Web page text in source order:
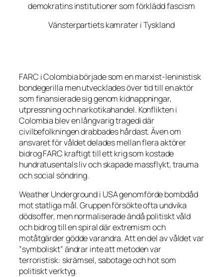
demokratins institutioner som förklädd fascism
Vänsterpartiets kamrater i Tyskland
FARC i Colombia började som en marxist-leninistisk
bondegerilla men utvecklades över tid till en aktör
som finansierade sig genom kidnappningar,
utpressning och narkotikahandel. Konflikten i
Colombia blev en långvarig tragedi där
civilbefolkningen drabbades hårdast. Även om
ansvaret för våldet delades mellan flera aktörer
bidrog FARC kraftigt till ett krig som kostade
hundratusentals liv och skapade massflykt, trauma
och social söndring.
Weather Underground i USA genomförde bombdåd
mot statliga mål. Gruppen försökte ofta undvika
dödsoffer, men normaliserade ändå politiskt våld
och bidrog till en spiral där extremism och
motåtgärder gödde varandra. Att en del av våldet var
”symboliskt” ändrar inte att metoden var
terroristisk: skrämsel, sabotage och hot som
politiskt verktyg.